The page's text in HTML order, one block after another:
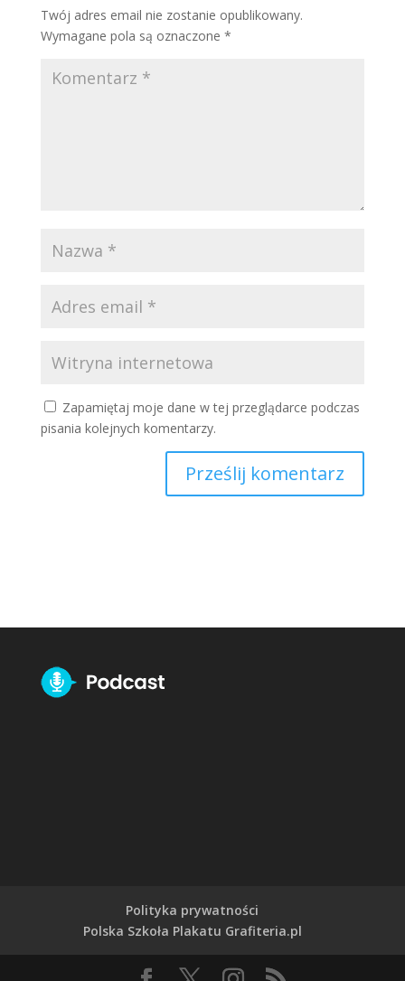
Twój adres email nie zostanie opublikowany.
Wymagane pola są oznaczone *
Zapamiętaj moje dane w tej przeglądarce podczas
pisania kolejnych komentarzy.
Polityka prywatności
Polska Szkoła Plakatu Grafiteria.pl